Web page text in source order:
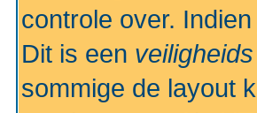
controle over.
Dit is een veiligheids
sommige de layout